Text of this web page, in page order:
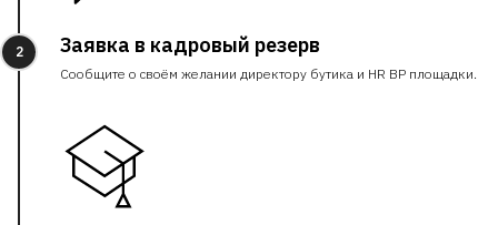
2 Заявка в кадровый резерв
Сообщите о своём желании директору бутика и HR BP площадки.